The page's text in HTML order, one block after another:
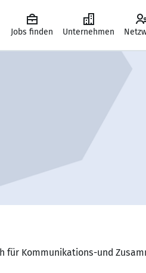
Jobs finden Unternehmen
für Kommunikations-und